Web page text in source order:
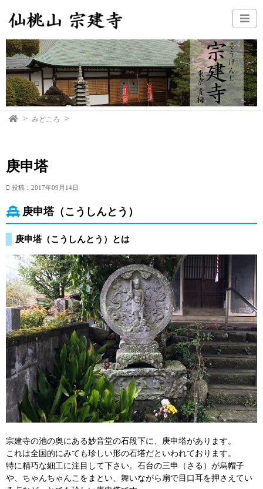
みどころ
庚申塔
投稿：2017年09月14日
庚申塔（こうしんとう）
庚申塔（こうしんとう）とは
宗建寺の池の奥にある妙音堂の石段下に、庚申塔があります。
これは全国的にみても珍しい形の石塔だといわれております。
特に精巧な細工に注目して下さい。石台の三申（さる）が烏帽子
や、ちゃんちゃんこをまとい、舞いながら扇で目口耳を押さえてい